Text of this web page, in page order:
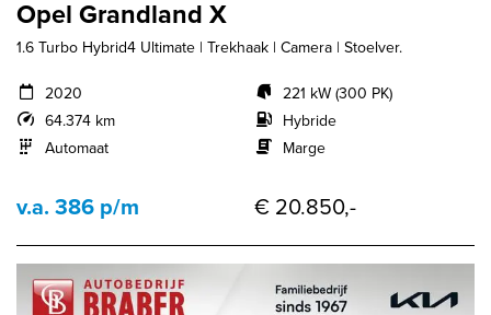
Opel Grandland X
1.6 Turbo Hybrid4 Ultimate | Trekhaak | Camera | Stoelver.
2020
64.374 km
Automaat
221 kW (300 PK)
Hybride
Marge
v.a. 386 p/m € 20.850,-